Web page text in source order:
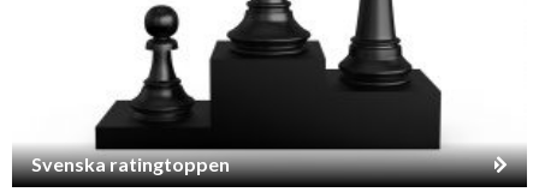
Svenska ratingtoppen